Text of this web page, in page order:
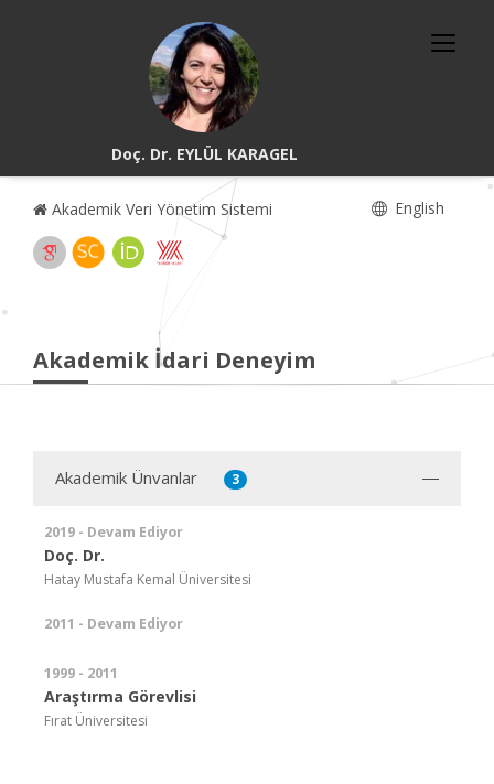
Doç. Dr. EYLÜL KARAGEL
Akademik Veri Yönetim Sistemi English
Akademik İdari Deneyim
Akademik Ünvanlar 3
2019 - Devam Ediyor
Doç. Dr.
Hatay Mustafa Kemal Üniversitesi
2011 - Devam Ediyor
1999 - 2011
Araştırma Görevlisi
Fırat Üniversitesi